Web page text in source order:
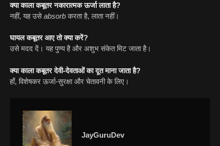
क्या काला कबूतर नकारात्मक ऊर्जा लाता है?
नहीं, यह उसेabsorbकरता है, लाता नहीं।
घायल कबूतर आए तो क्या करें?
उसे मदद दें। यह पुण्य है और अशुभ संकेत मिट जाता है।
क्या काला कबूतर देवी-देवताओं का दूत माना जाता है?
हाँ, विशेषकर ऊर्जा-सुरक्षा और चेतावनी के लिए।
JayGuruDev